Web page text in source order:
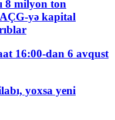
8 milyon ton
yə kapital
16:00-dan 6 avqust
yoxsa yeni